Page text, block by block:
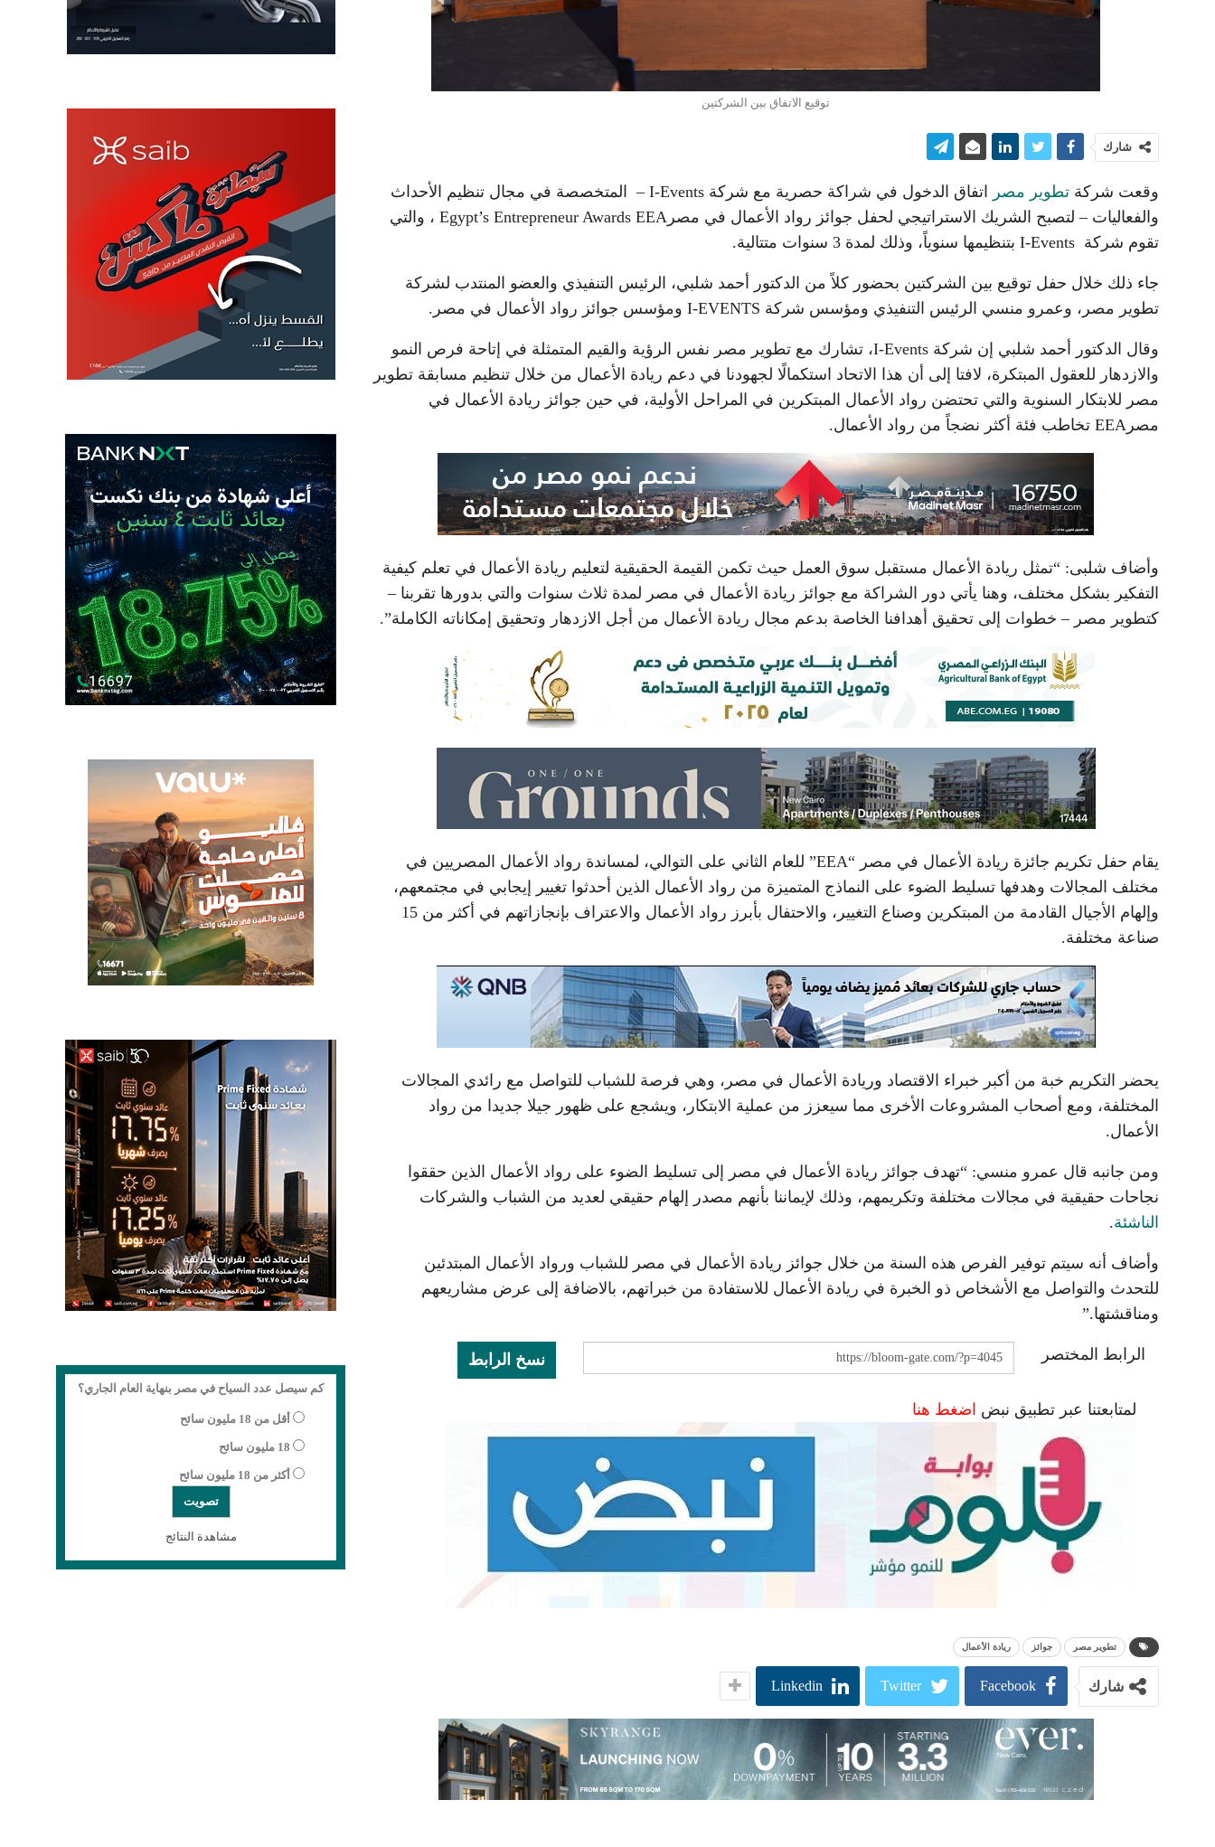
توقيع الاتفاق بين الشركتين
شارك
وقعت شركة تطوير مصر
اتفاق الدخول في شراكة حصرية مع شركة I-Events – المتخصصة في مجال تنظيم الأحداث
والفعاليات – لتصبح الشريك الاستراتيجي لحفل جوائز رواد الأعمال في مصرEgypt’s Entrepreneur Awards EEA ، والتي
تقوم شركة I-Events بتنظيمها سنوياً، وذلك لمدة 3 سنوات متتالية.
جاء ذلك خلال حفل توقيع بين الشركتين بحضور كلاً من الدكتور أحمد شلبي، الرئيس التنفيذي والعضو المنتدب لشركة
تطوير مصر، وعمرو منسي الرئيس التنفيذي ومؤسس شركة I-EVENTS ومؤسس جوائز رواد الأعمال في مصر.
وقال الدكتور أحمد شلبي إن شركة I-Events، تشارك مع تطوير مصر نفس الرؤية والقيم المتمثلة في إتاحة فرص النمو
والازدهار للعقول المبتكرة، لافتا إلى أن هذا الاتحاد استكمالًا لجهودنا في دعم ريادة الأعمال من خلال تنظيم مسابقة تطوير
مصر للابتكار السنوية والتي تحتضن رواد الأعمال المبتكرين في المراحل الأولية، في حين جوائز ريادة الأعمال في
مصرEEA تخاطب فئة أكثر نضجاً من رواد الأعمال.
وأضاف شلبى: “تمثل ريادة الأعمال مستقبل سوق العمل حيث تكمن القيمة الحقيقية لتعليم ريادة الأعمال في تعلم كيفية
التفكير بشكل مختلف، وهنا يأتي دور الشراكة مع جوائز ريادة الأعمال في مصر لمدة ثلاث سنوات والتي بدورها تقربنا –
كتطوير مصر – خطوات إلى تحقيق أهدافنا الخاصة بدعم مجال ريادة الأعمال من أجل الازدهار وتحقيق إمكاناته الكاملة”.
يقام حفل تكريم جائزة ريادة الأعمال في مصر “EEA” للعام الثاني على التوالي، لمساندة رواد الأعمال المصريين في
مختلف المجالات وهدفها تسليط الضوء على النماذج المتميزة من رواد الأعمال الذين أحدثوا تغيير إيجابي في مجتمعهم،
وإلهام الأجيال القادمة من المبتكرين وصناع التغيير، والاحتفال بأبرز رواد الأعمال والاعتراف بإنجازاتهم في أكثر من 15
صناعة مختلفة.
يحضر التكريم خبة من أكبر خبراء الاقتصاد وريادة الأعمال في مصر، وهي فرصة للشباب للتواصل مع رائدي المجالات
المختلفة، ومع أصحاب المشروعات الأخرى مما سيعزز من عملية الابتكار، ويشجع على ظهور جيلا جديدا من رواد
الأعمال.
ومن جانبه قال عمرو منسي: “تهدف جوائز ريادة الأعمال في مصر إلى تسليط الضوء على رواد الأعمال الذين حققوا
نجاحات حقيقية في مجالات مختلفة وتكريمهم، وذلك لإيماننا بأنهم مصدر إلهام حقيقي لعديد من الشباب والشركات
الناشئة.
وأضاف أنه سيتم توفير الفرص هذه السنة من خلال جوائز ريادة الأعمال في مصر للشباب ورواد الأعمال المبتدئين
للتحدث والتواصل مع الأشخاص ذو الخبرة في ريادة الأعمال للاستفادة من خبراتهم، بالاضافة إلى عرض مشاريعهم
ومناقشتها.”
الرابط المختصر نسخ الرابط
لمتابعتنا عبر تطبيق نبض اضغط هنا
تطوير مصر جوائز ريادة الأعمال
شارك Facebook
Twitter
Linkedin
كم سيصل عدد السياح في مصر بنهاية العام الجاري؟
أقل من 18 مليون سائح
18 مليون سائح
أكثر من 18 مليون سائح
مشاهدة النتائج